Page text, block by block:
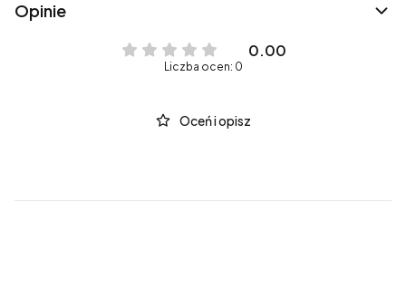
Opinie
0.00
Liczba ocen: 0
Oceń i opisz